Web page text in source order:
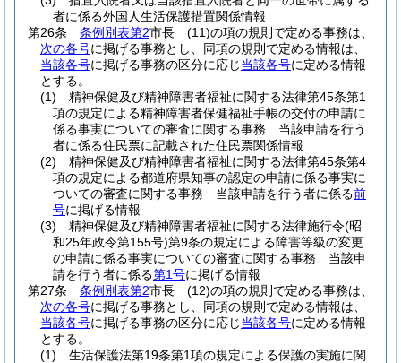
者に係る外国人生活保護措置関係情報
第26条
条例別表第2市長 (11)の項の規則で定める事務は、
次の各号に掲げる事務とし、同項の規則で定める情報は、
当該各号に掲げる事務の区分に応じ当該各号に定める情報
とする。
(1)
精神保健及び精神障害者福祉に関する法律第45条第1
項の規定による精神障害者保健福祉手帳の交付の申請に
係る事実についての審査に関する事務 当該申請を行う
者に係る住民票に記載された住民票関係情報
(2)
精神保健及び精神障害者福祉に関する法律第45条第4
項の規定による都道府県知事の認定の申請に係る事実に
ついての審査に関する事務 当該申請を行う者に係る前
号に掲げる情報
(3)
精神保健及び精神障害者福祉に関する法律施行令(昭
和25年政令第155号)第9条の規定による障害等級の変更
の申請に係る事実についての審査に関する事務 当該申
請を行う者に係る第1号に掲げる情報
第27条
条例別表第2市長 (12)の項の規則で定める事務は、
次の各号に掲げる事務とし、同項の規則で定める情報は、
当該各号に掲げる事務の区分に応じ当該各号に定める情報
とする。
(1)
生活保護法第19条第1項の規定による保護の実施に関